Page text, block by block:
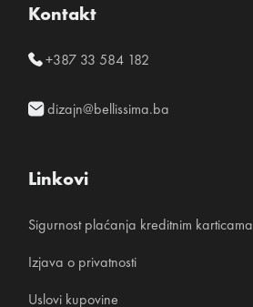
Kontakt
+387 33 584 182
dizajn@bellissima.ba
Linkovi
Sigurnost plaćanja kreditnim karticama
Izjava o privatnosti
Uslovi kupovine